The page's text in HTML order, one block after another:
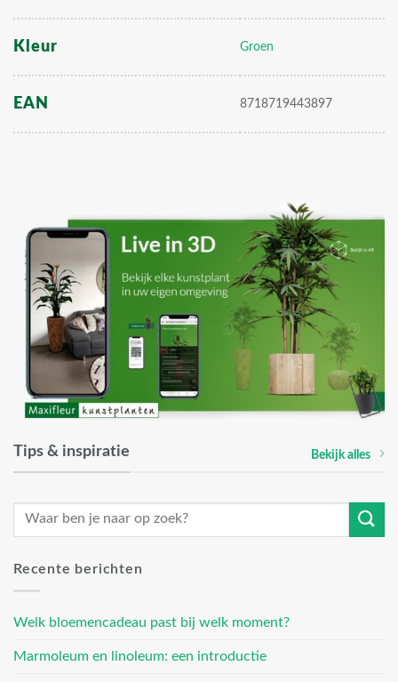
Kleur Groen
EAN 8718719443897
Tips & inspiratie Bekijk alles
Recente berichten
Welk bloemencadeau past bij welk moment?
Marmoleum en linoleum: een introductie